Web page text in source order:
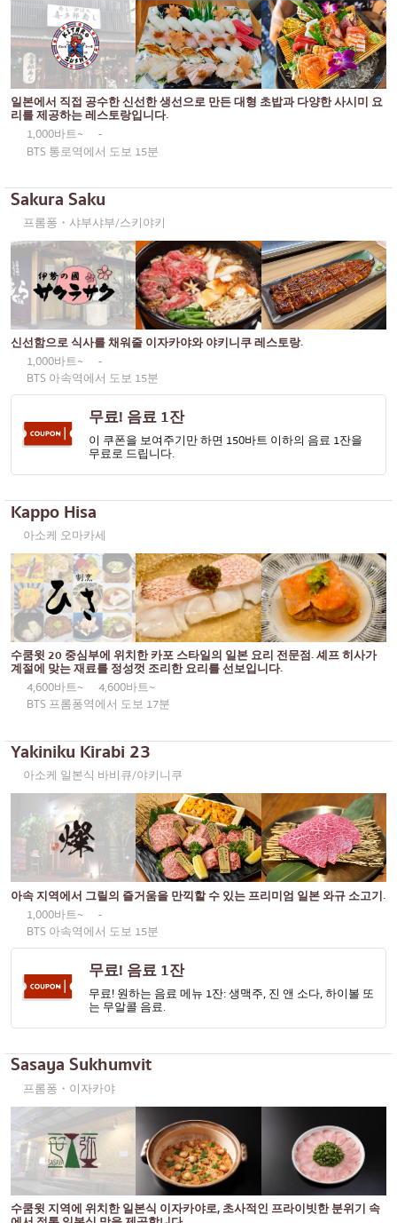
정식/일본 가정식
벤또/일본 음식 배달 서비스
사뭇 사콘
푸켓
파타야
타니야
라마 3세
다른
일본에서 직접 공수한 신선한 생선으로 만든 대형 초밥과 다양한 사시미 요
리를 제공하는 레스토랑입니다.
1,000바트~
-
BTS 통로역에서 도보 15분
Sakura Saku
프롬퐁・샤부샤부/스키야키
신선함으로 식사를 채워줄 이자카야와 야키니쿠 레스토랑.
1,000바트~
-
BTS 아속역에서 도보 15분
무료! 음료 1잔
이 쿠폰을 보여주기만 하면 150바트 이하의 음료 1잔을
무료로 드립니다.
Kappo Hisa
아소케 오마카세
수쿰윗 20 중심부에 위치한 카포 스타일의 일본 요리 전문점. 셰프 히사가
계절에 맞는 재료를 정성껏 조리한 요리를 선보입니다.
4,600바트~
4,600바트~
BTS 프롬퐁역에서 도보 17분
Yakiniku Kirabi 23
아소케 일본식 바비큐/야키니쿠
아속 지역에서 그릴의 즐거움을 만끽할 수 있는 프리미엄 일본 와규 소고기.
1,000바트~
-
BTS 아속역에서 도보 15분
무료! 음료 1잔
무료! 원하는 음료 메뉴 1잔: 생맥주, 진 앤 소다, 하이볼 또
는 무알콜 음료.
Sasaya Sukhumvit
프롬퐁・이자카야
수쿰윗 지역에 위치한 일본식 이자카야로, 초사적인 프라이빗한 분위기 속